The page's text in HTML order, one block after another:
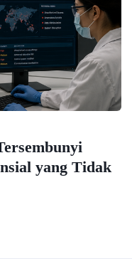
yang Tidak